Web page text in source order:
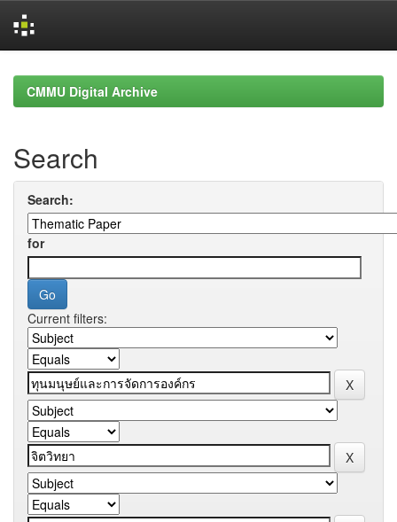
navigationCMMU Digital Archive
Search
Search:
for
Current filters: